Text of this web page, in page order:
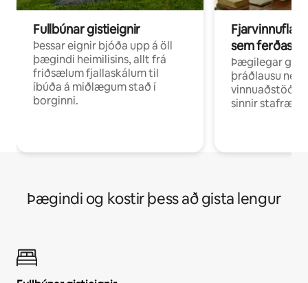
Fullbúnar gistieignir
Þessar eignir bjóða upp á öll
þægindi heimilisins, allt frá
friðsælum fjallaskálum til
íbúða á miðlægum stað í
borginni.
sem ferðast
Þægilegar
þráðlausu neti
vinnuaðstöðu
sinnir
Þægindi og kostir þess að gista lengur